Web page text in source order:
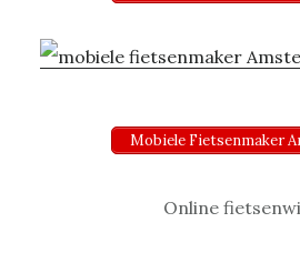
Mobiele Fietsenmaker
Online